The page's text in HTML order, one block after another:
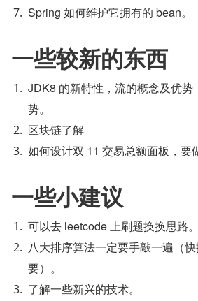
Spring 如何维护它拥有的 bean。
一些较新的东西
JDK8 的新特性，流的概念及优势
势。
区块链了解
如何设计双 11 交易总额面板，要
一些小建议
可以去 leetcode 上刷题换换思路。
八大排序算法一定要手敲一遍（
要）。
了解一些新兴的技术。